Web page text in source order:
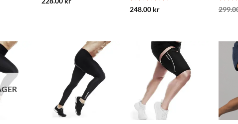
Betygsatt
248.00 kr